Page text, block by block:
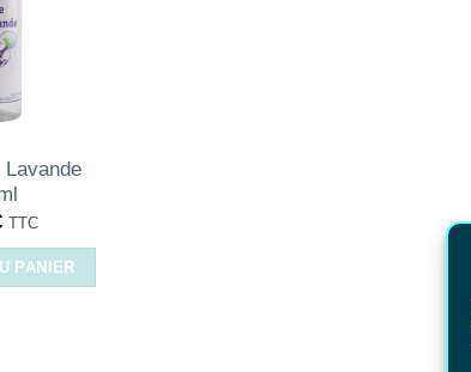
Lavande
TTC
PANIER